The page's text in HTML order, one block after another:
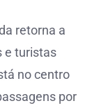
retorna a
e turistas
no centro
por